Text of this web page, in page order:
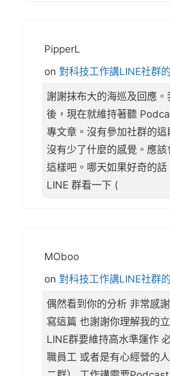
PipperL
on 對科技工作講LINE社群
謝謝抹布大的海巡及回應
後，現在就維持著聽
專文章。沒有參加社群的這
沒有少了什麼的感覺。應
這樣吧。哪天如果好奇的話
LINE 群看一下 (
MOboo
on 對科技工作講LINE社群
偶然看到你的分析 非常感
寫這篇 也謝謝你理解我的
LINE群要維持高水準運作
職員工 或者是有心經營的